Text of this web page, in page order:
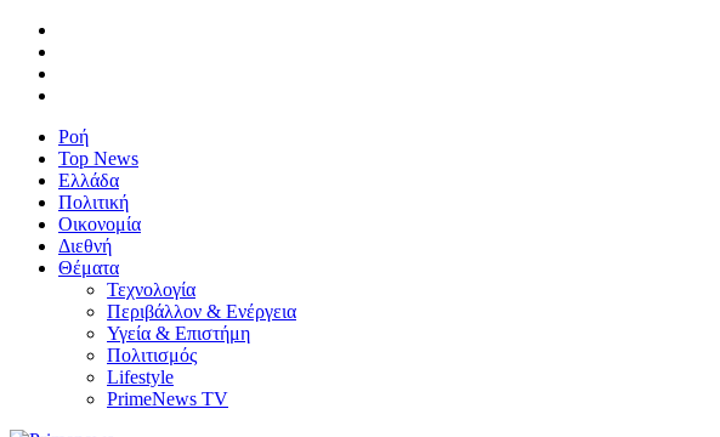
Ροή
Top News
Ελλάδα
Πολιτική
Οικονομία
Διεθνή
Θέματα
Τεχνολογία
Περιβάλλον & Ενέργεια
Υγεία & Επιστήμη
Πολιτισμός
Lifestyle
PrimeNews TV